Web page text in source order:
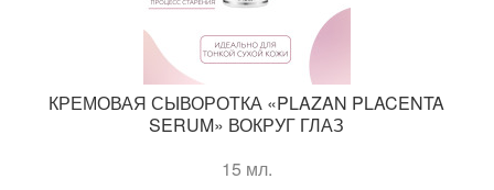
КРЕМОВАЯ СЫВОРОТКА «PLAZAN PLACENTA
SERUM» ВОКРУГ ГЛАЗ
15 мл.